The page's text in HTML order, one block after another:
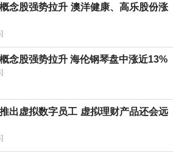
念股强势拉升 澳洋健康、高乐股份涨
念股强势拉升 海伦钢琴盘中涨近13%
出虚拟数字员工 虚拟理财产品还会远